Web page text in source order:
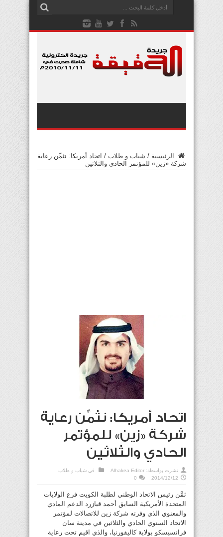
الرئيسية / شباب و طلاب / اتحاد أمريكا: نثمِّن رعاية
شركة «زين» للمؤتمر الحادي والثلاثين
اتحاد أمريكا: نثمِّن رعاية
شركة «زين» للمؤتمر
الحادي والثلاثين
نشرت بواسطة: Alhakea Editor في شباب و طلاب
2014/12/12
0
ثمَّن رئيس الاتحاد الوطني لطلبة الكويت فرع الولايات
المتحدة الأمريكية السابق أحمد قبازرد الدعم المادي
والمعنوي الذي وفرته شركة زين للاتصالات لمؤتمر
الاتحاد السنوي الحادي والثلاثين في مدينة سان
فرانسيسكو بولاية كاليفورنيا، والذي اقيم تحت رعاية